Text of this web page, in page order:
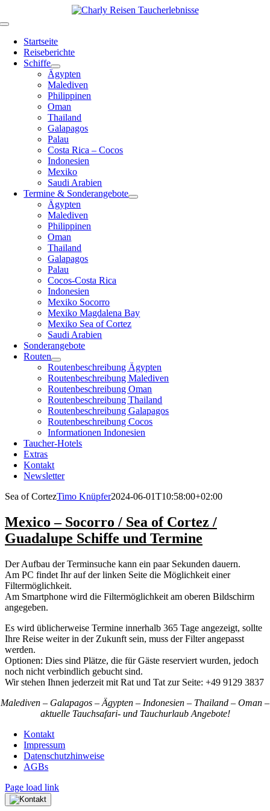
Inhalt
Toggle
NavigationStartseite
Reiseberichte
Schiffe
Ägypten
Malediven
Philippinen
Oman
Thailand
Galapagos
Palau
Costa Rica – Cocos
Indonesien
Mexiko
Saudi Arabien
Termine & Sonderangebote
Ägypten
Malediven
Philippinen
Oman
Thailand
Galapagos
Palau
Cocos-Costa Rica
Indonesien
Mexiko Socorro
Mexiko Magdalena Bay
Mexiko Sea of Cortez
Saudi Arabien
Sonderangebote
Routen
Routenbeschreibung Ägypten
Routenbeschreibung Malediven
Routenbeschreibung Oman
Routenbeschreibung Thailand
Routenbeschreibung Galapagos
Routenbeschreibung Cocos
Informationen Indonesien
Taucher-Hotels
Extras
Kontakt
Newsletter
Sea of CortezTimo Knüpfer2024-06-01T10:58:00+02:00
Mexico – Socorro / Sea of Cortez /
Guadalupe Schiffe und Termine
Der Aufbau der Terminsuche kann ein paar Sekunden dauern.
Am PC findet Ihr auf der linken Seite die Möglichkeit einer
Filtermöglichkeit.
Am Smartphone wird die Filtermöglichkeit am oberen Bildschirm
angegeben.
Es wird üblicherweise Termine innerhalb 365 Tage angezeigt, sollte
Ihre Reise weiter in der Zukunft sein, muss der Filter angepasst
werden.
Optionen: Dies sind Plätze, die für Gäste reserviert wurden, jedoch
noch nicht verbindlich gebucht sind.
Wir stehen Ihnen jederzeit mit Rat und Tat zur Seite: +49 9129 3837
Malediven – Galapagos – Ägypten – Indonesien – Thailand – Oman –
aktuelle Tauchsafari- und Tauchurlaub Angebote!
Kontakt
Impressum
Datenschutzhinweise
AGBs
Page load link